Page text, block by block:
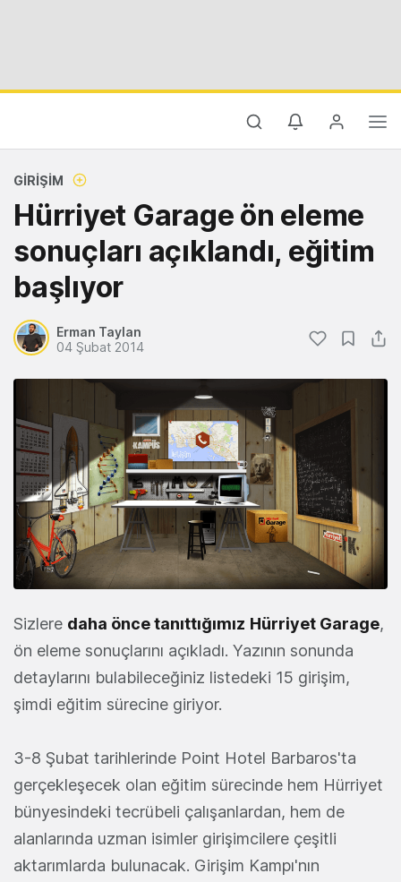
GIRIŞIM
Hürriyet Garage ön eleme
sonuçları açıklandı, eğitim
başlıyor
Erman Taylan
04 Şubat 2014
Sizlere daha önce tanıttığımız Hürriyet Garage,
ön eleme sonuçlarını açıkladı. Yazının sonunda
detaylarını bulabileceğiniz listedeki 15 girişim,
şimdi eğitim sürecine giriyor.
3-8 Şubat tarihlerinde Point Hotel Barbaros'ta
gerçekleşecek olan eğitim sürecinde hem Hürriyet
bünyesindeki tecrübeli çalışanlardan, hem de
alanlarında uzman isimler girişimcilere çeşitli
aktarımlarda bulunacak. Girişim Kampı'nın